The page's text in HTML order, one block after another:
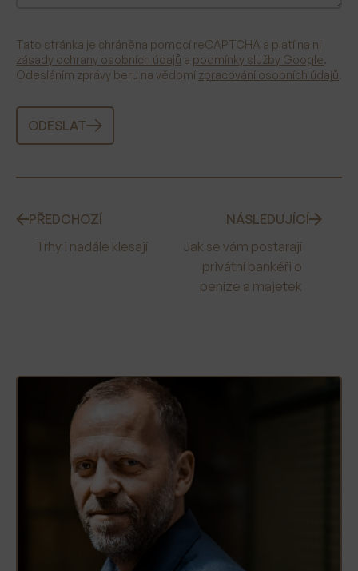
Tato stránka je chráněna pomocí reCAPTCHA a platí na ni
zásady ochrany osobních údajů a podmínky služby Google.
Odesláním zprávy beru na vědomí zpracování osobních údajů.
ODESLAT
PŘEDCHOZÍ
Trhy i nadále klesají
NÁSLEDUJÍCÍ
Jak se vám postarají
privátní bankéři o
peníze a majetek